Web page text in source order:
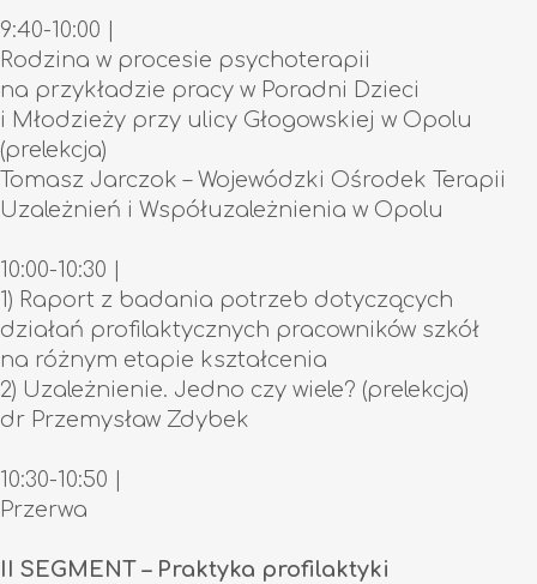
9:40-10:00 |
Rodzina w procesie psychoterapii
na przykładzie pracy w Poradni Dzieci
i Młodzieży przy ulicy Głogowskiej w Opolu
(prelekcja)
Tomasz Jarczok – Wojewódzki Ośrodek Terapii
Uzależnień i Współuzależnienia w Opolu
10:00-10:30 |
1) Raport z badania potrzeb dotyczących
działań profilaktycznych pracowników szkół
na różnym etapie kształcenia
2) Uzależnienie. Jedno czy wiele? (prelekcja)
dr Przemysław Zdybek
10:30-10:50 |
Przerwa
II SEGMENT – Praktyka profilaktyki